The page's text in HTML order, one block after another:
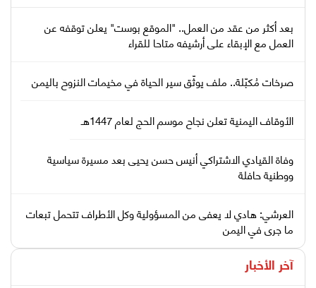
بعد أكثر من عقد من العمل.. "الموقع بوست" يعلن توقفه عن
العمل مع الإبقاء على أرشيفه متاحا للقراء
صرخات مُكبّلة.. ملف يوثّق سير الحياة في مخيمات النزوح باليمن
الأوقاف اليمنية تعلن نجاح موسم الحج لعام 1447هـ
وفاة القيادي الاشتراكي أنيس حسن يحيى بعد مسيرة سياسية
ووطنية حافلة
العرشي: هادي لا يعفى من المسؤولية وكل الأطراف تتحمل تبعات
ما جرى في اليمن
آخر الأخبار